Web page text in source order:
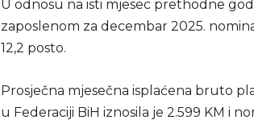
U odnosu na isti mjesec prethodne
zaposlenom za decembar 2025.
12,2 posto.
Prosječna mjesečna isplaćena bruto
u Federaciji BiH iznosila je 2.599 KM i